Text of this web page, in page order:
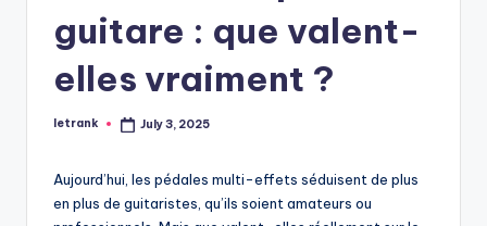
guitare : que valent-
elles vraiment ?
Posted
letrank July 3, 2025
Aujourd’hui, les pédales multi-effets séduisent de plus
en plus de guitaristes, qu’ils soient amateurs ou